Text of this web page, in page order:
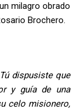
milagro obrado
Brochero.
dispusiste que
y guía de una
celo misionero,